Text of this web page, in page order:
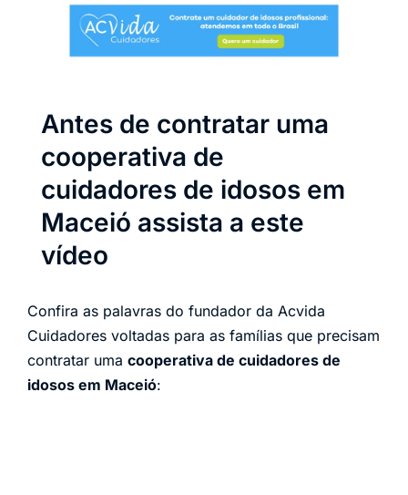
Antes de contratar uma
cooperativa de
cuidadores de idosos em
Maceió assista a este
vídeo
Confira as palavras do fundador da Acvida
Cuidadores voltadas para as famílias que precisam
contratar uma cooperativa de cuidadores de
idosos em Maceió: